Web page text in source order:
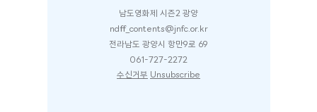
남도영화제 시즌2 광양
ndff_contents@jnfc.or.kr
전라남도 광양시 항만9로 69
061-727-2272
수신거부 Unsubscribe